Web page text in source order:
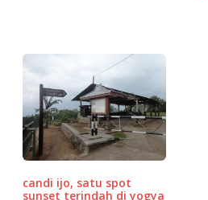
candi ijo, satu spot
sunset terindah di yogya